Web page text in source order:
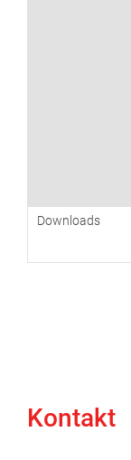
Downloads
Kontakt